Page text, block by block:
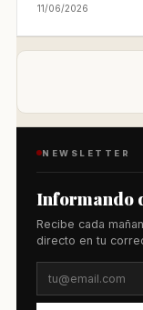
11/06/2026
NEWSLETTER
Informando
Recibe cada
directo en tu